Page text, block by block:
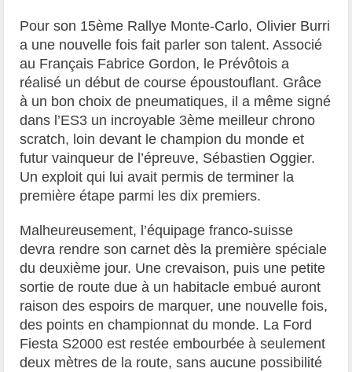
Pour son 15ème Rallye Monte-Carlo, Olivier Burri
a une nouvelle fois fait parler son talent. Associé
au Français Fabrice Gordon, le Prévôtois a
réalisé un début de course époustouflant. Grâce
à un bon choix de pneumatiques, il a même signé
dans l’ES3 un incroyable 3ème meilleur chrono
scratch, loin devant le champion du monde et
futur vainqueur de l’épreuve, Sébastien Oggier.
Un exploit qui lui avait permis de terminer la
première étape parmi les dix premiers.
Malheureusement, l’équipage franco-suisse
devra rendre son carnet dès la première spéciale
du deuxième jour. Une crevaison, puis une petite
sortie de route due à un habitacle embué auront
raison des espoirs de marquer, une nouvelle fois,
des points en championnat du monde. La Ford
Fiesta S2000 est restée embourbée à seulement
deux mètres de la route, sans aucune possibilité